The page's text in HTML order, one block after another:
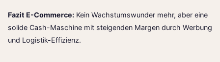
Fazit E-Commerce: Kein Wachstumswunder mehr, aber eine
solide Cash-Maschine mit steigenden Margen durch Werbung
und Logistik-Effizienz.